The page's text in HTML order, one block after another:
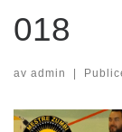
018
av admin |